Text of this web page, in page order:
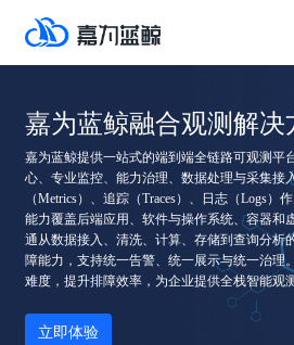
嘉为蓝鲸融合观测解决
嘉为蓝鲸提供一站式的端到端全链路可观测平
心、专业监控、能力治理、数据处理与采集接
（Metrics）、追踪（Traces）、日志（Logs）
能力覆盖后端应用、软件与操作系统、容器和
通从数据接入、清洗、计算、存储到查询分析
障能力，支持统一告警、统一展示与统一治理
难度，提升排障效率，为企业提供全栈智能观
立即体验